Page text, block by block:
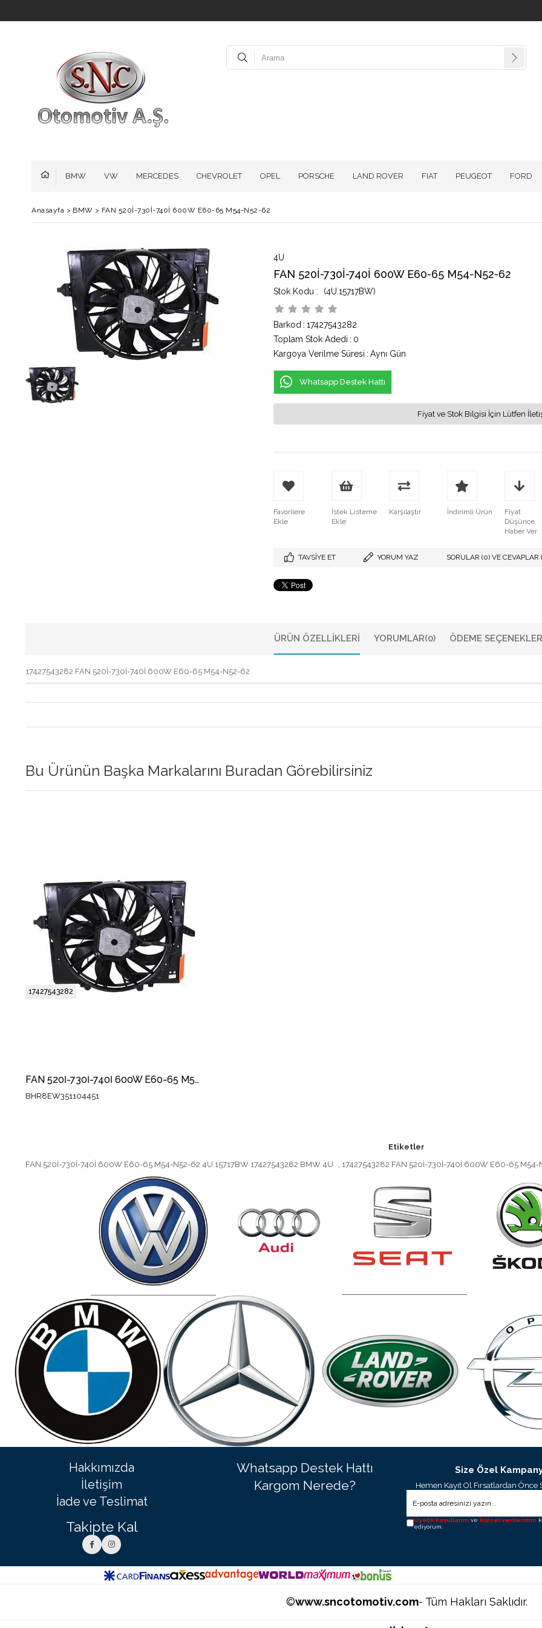
BMW VW MERCEDES CHEVROLET OPEL PORSCHE LAND ROVER FIAT PEUGEOT FORD
Anasayfa > BMW > FAN 520İ-730İ-740İ 600W E60-65 M54-N52-62
4U
FAN 520İ-730İ-740İ 600W E60-65 M54-N52-62
(4U.15717BW)
Barkod : 17427543282
Toplam Stok Adedi : 0
Kargoya Verilme Süresi : Aynı Gün
Whatsapp Destek Hattı
Fiyat ve Stok Bilgisi İçin Lütfen
Favorilere
Ekle
İstek Listeme
Ekle
Karşılaştır İndirimli Ürün
Fiyat
Düşünce
Haber Ver
TAVSIYE ET YORUM YAZ SORULAR (0) VE CEVAPLAR
ÜRÜN ÖZELLIKLERI YORUMLAR(0) ÖDEME
17427543282 FAN 520İ-730İ-740İ 600W E60-65 M54-N52-62
Bu Ürünün Başka Markalarını Buradan Görebilirsiniz
FAN 520İ-730İ-740İ 600W E60-65 M54-N52-62
BHR8EW351104451
17427543282
Etiketler
FAN 520İ-730İ-740İ 600W E60-65 M54-N52-62 4U.15717BW 17427543282 BMW 4U
17427543282 FAN 520İ-730İ-740İ 600W E60-65 M54-
Hakkımızda
İletişim
İade ve Teslimat
Takipte Kal
Whatsapp Destek Hattı
Kargom Nerede?
Size Özel
Hemen Kayıt Ol Fırsatlardan Önce
Üyelik koşullarını vekişisel verilerimin
ediyorum.
©www.sncotomotiv.com- Tüm Hakları Saklıdır.